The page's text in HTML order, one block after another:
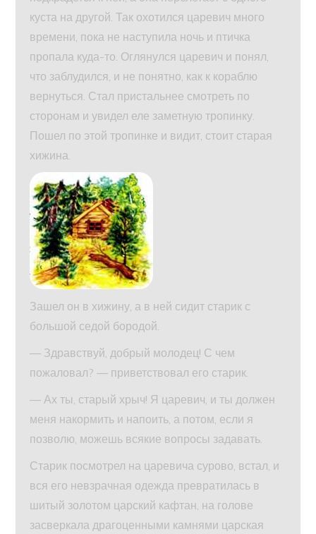
куста на другой. Так охотился царевич много
времени, пока не наступила ночь и птичка
пропала куда-то. Оглянулся царевич и понял,
что заблудился, и не понятно, как к кораблю
вернуться. Стал пристальнее смотреть по
сторонам и увидел еле заметную тропинку.
Пошел по этой тропинке и видит, стоит старая
хижина.
Зашел он в хижину, а в ней сидит старик с
большой седой бородой.
— Здравствуй, добрый молодец! С чем
пожаловал? — приветствовал его старик.
— Ах ты, старый хрыч! Я царевич, и ты должен
меня накормить и напоить, а потом, если я
позволю, можешь всякие вопросы задавать.
Старик посмотрел на царевича сурово, встал, и
вся его невзрачная одежда превратилась в
шитый золотом царский кафтан, на голове
засверкала драгоценными камнями царская